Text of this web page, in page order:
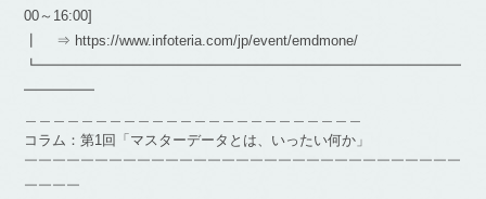
00～16:00]
┃ ⇒ https://www.infoteria.com/jp/event/emdmone/
┗━━━━━━━━━━━━━━━━━━━━━━━━━━━━━━
━━━━━
コラム：第1回「マスターデータとは、いったい何か」
￣￣￣￣￣￣￣￣￣￣￣￣￣￣￣￣￣￣￣￣￣￣￣￣￣￣￣￣￣￣￣
￣￣￣￣